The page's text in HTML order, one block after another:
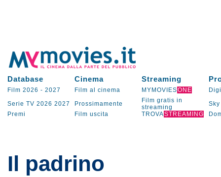
Database Cinema Streaming
Film 2026 - 2027 Film al cinema MYMOVIESONE
Serie TV 2026 2027 Prossimamente
Film gratis in
streaming
Sky
Premi
Film uscita TROVASTREAMING
Il padrino